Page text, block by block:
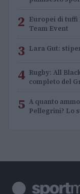
2 Europei di tuffi
Team Event
3 Lara Gut:
4 Rugby: All
completo del
5 A quanto
Pellegrini? Lo